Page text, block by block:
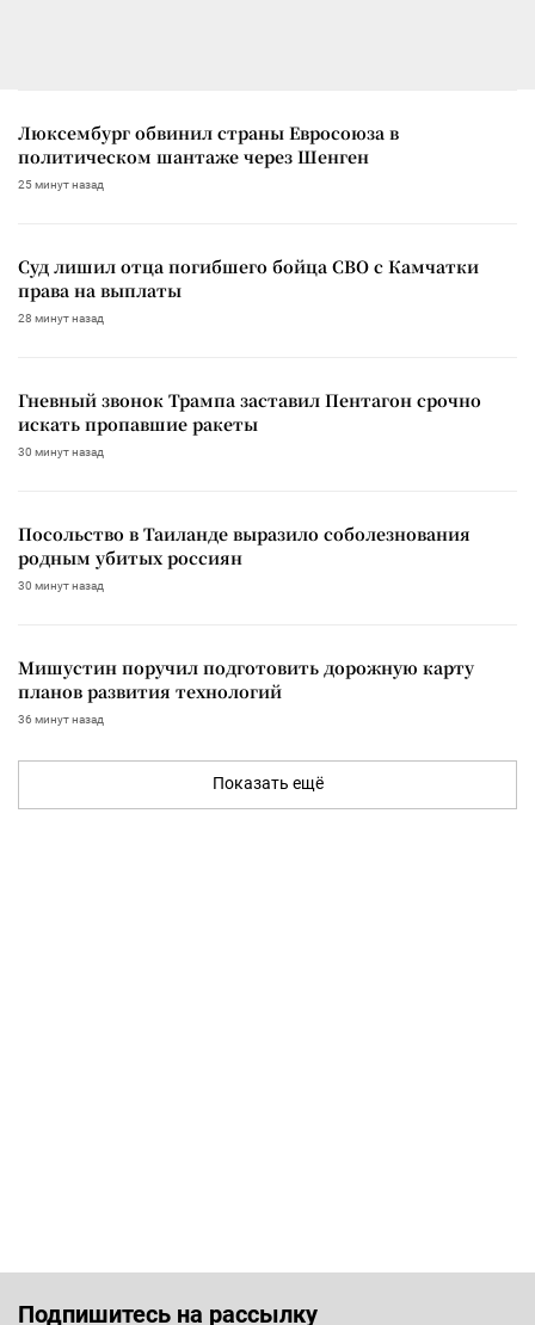
Люксембург обвинил страны Евросоюза в
политическом шантаже через Шенген
25 минут назад
Суд лишил отца погибшего бойца СВО с Камчатки
права на выплаты
28 минут назад
Гневный звонок Трампа заставил Пентагон срочно
искать пропавшие ракеты
30 минут назад
Посольство в Таиланде выразило соболезнования
родным убитых россиян
30 минут назад
Мишустин поручил подготовить дорожную карту
планов развития технологий
36 минут назад
Показать ещё
Подпишитесь на рассылку